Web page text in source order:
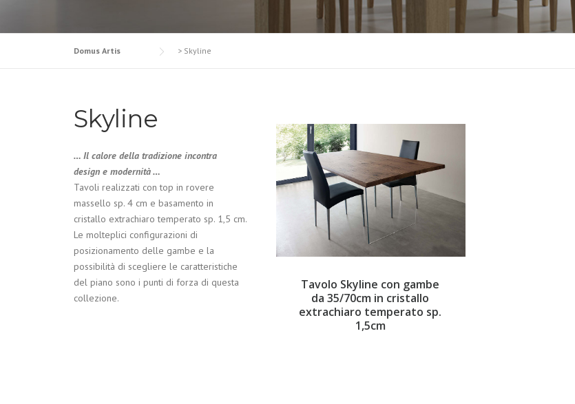
Domus Artis > Skyline
Skyline
… Il calore della tradizione incontra
design e modernità …
Tavoli realizzati con top in rovere
massello sp. 4 cm e basamento in
cristallo extrachiaro temperato sp. 1,5 cm.
Le molteplici configurazioni di
posizionamento delle gambe e la
possibilità di scegliere le caratteristiche
del piano sono i punti di forza di questa
collezione.
Tavolo Skyline con gambe
da 35/70cm in cristallo
extrachiaro temperato sp.
1,5cm